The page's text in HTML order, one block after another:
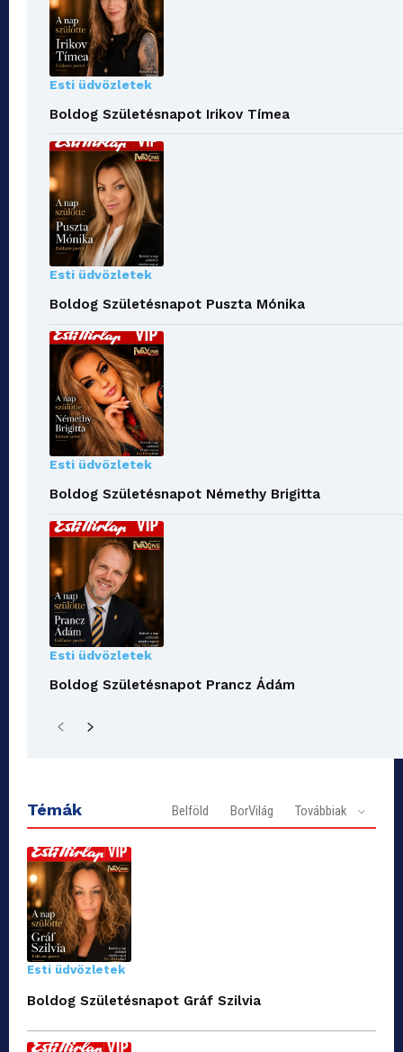
Esti üdvözletek
Boldog Születésnapot Irikov Tímea
Esti üdvözletek
Boldog Születésnapot Puszta Mónika
Esti üdvözletek
Boldog Születésnapot Némethy Brigitta
Esti üdvözletek
Boldog Születésnapot Prancz Ádám
Témák Belföld BorVilág Továbbiak
Esti üdvözletek
Boldog Születésnapot Gráf Szilvia